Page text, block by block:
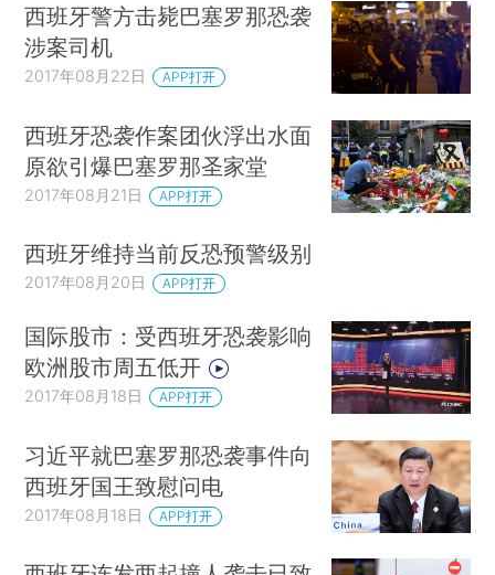
西班牙警方击毙巴塞罗那恐袭
涉案司机
2017年08月22日 APP打开
西班牙恐袭作案团伙浮出水面
原欲引爆巴塞罗那圣家堂
2017年08月21日 APP打开
西班牙维持当前反恐预警级别
2017年08月20日 APP打开
国际股市：受西班牙恐袭影响
欧洲股市周五低开
2017年08月18日 APP打开
习近平就巴塞罗那恐袭事件向
西班牙国王致慰问电
2017年08月18日 APP打开